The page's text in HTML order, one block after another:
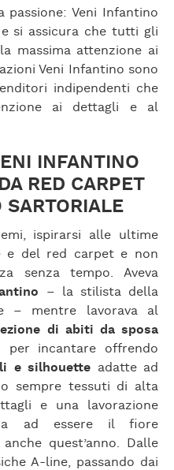
passione: Veni Infantino
si assicura che tutti gli
massima attenzione ai
Veni Infantino sono
indipendenti che
ai dettagli e al
INFANTINO
RED CARPET
SARTORIALE
ispirarsi alle ultime
e del red carpet e non
senza tempo. Aveva
– la stilista della
– mentre lavorava al
di abiti da sposa
per incantare offrendo
e silhouette adatte ad
sempre tessuti di alta
e una lavorazione
ad essere il fiore
quest’anno. Dalle
A-line, passando dai